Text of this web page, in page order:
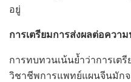
อยู่
การเตรียมการส่งผลต่อควา
การทบทวนเน้นย้ำว่าการเต
วิชาชีพการแพทย์แผนจีนมัก